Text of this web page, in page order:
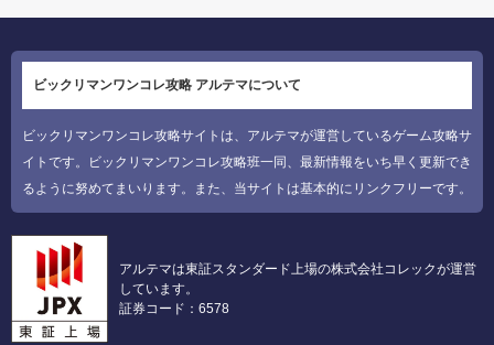
ビックリマンワンコレ攻略 アルテマについて
ビックリマンワンコレ攻略サイトは、アルテマが運営しているゲーム攻略サ
イトです。ビックリマンワンコレ攻略班一同、最新情報をいち早く更新でき
るように努めてまいります。また、当サイトは基本的にリンクフリーです。
アルテマは東証スタンダード上場の株式会社コレックが運営
しています。
証券コード：6578